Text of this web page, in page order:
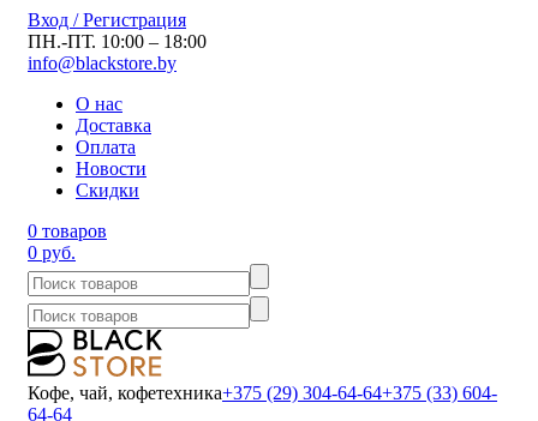
Вход / Регистрация
ПН.-ПТ. 10:00 – 18:00
info@blackstore.by
О нас
Доставка
Оплата
Новости
Скидки
0 товаров
0 руб.
Кофе, чай, кофетехника+375 (29) 304-64-64+375 (33) 604-
64-64